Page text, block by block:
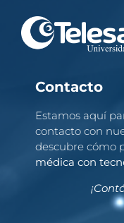
Contacto
Estamos aquí
contacto con
descubre cómo
médica con